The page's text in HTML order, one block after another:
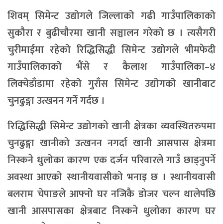
शिवम् सिमेन्ट उद्योगले जिल्लाको गढी गाउँपालिकाको
सुकौरा र बुढीचौरमा खानी सञ्चालन गरेको छ । त्यसैगरी
चुरीमाईमा रहेको रिद्धिसिद्धी सिमेन्ट उद्योगले भीमफेदी
गाउँपालिकाको भैंसे र कैलाश गाउँपालिका–४
लिक्चेडाँडामा रहेको गुराँस सिमेन्ट उद्योगको खानीबाट
चुनढुङ्गा उत्खनन गर्ने गर्दछ ।
रिद्धिसिद्धी सिमेन्ट उद्योगको खानी क्षेत्रका व्यवस्थितरुपमा
चुनढुङ्गा खानीको उत्खनन नगर्दा खानी आसपास क्षेत्रमा
निस्कने धुलोका कारण एक दर्जन परिवारले गाउँ छाड्नुपर्ने
अवस्था आएको स्थानीयवासीको भनाइ छ । स्थानीयवासी
बलराम चेपाङले आफ्नो घर नजिकै डोजर चल्न थालेपछि
खानी आसपासका क्षेत्रबाट निस्कने धुलोका कारण घर